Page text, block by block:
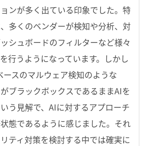
ンが多く出ている印象でした。特
多くのベンダーが検知や分析、対
シュボードのフィルターなど様々
行うようになっています。しかし
スのマルウェア検知のような
がブラックボックスであるままAIを
う見解で、AIに対するアプローチ
態であるように感じました。それ
ティ対策を検討する中では確実に